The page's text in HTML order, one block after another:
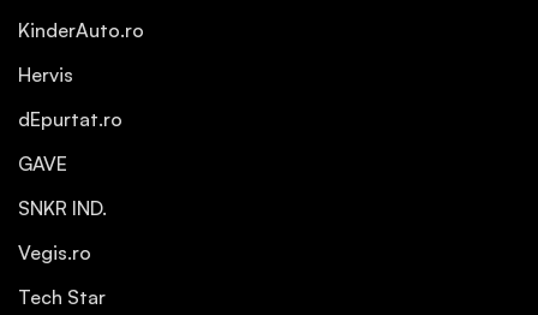
KinderAuto.ro
Hervis
dEpurtat.ro
GAVE
SNKR IND.
Vegis.ro
Tech Star